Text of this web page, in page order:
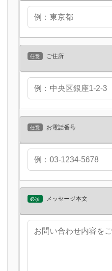
任意 ご住所
任意 お電話番号
必須 メッセージ本文